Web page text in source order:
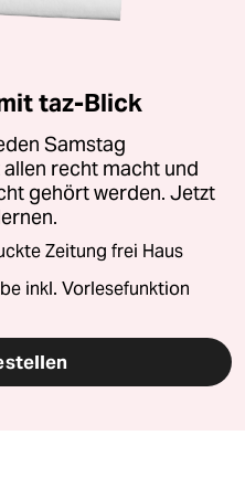
taz-Blick
Samstag
recht macht und
gehört werden. Jetzt
Zeitung frei Haus
inkl. Vorlesefunktion